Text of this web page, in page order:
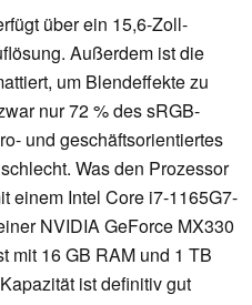
über ein 15,6-Zoll-
Außerdem ist die
um Blendeffekte zu
nur 72 % des sRGB-
und geschäftsorientiertes
Was den Prozessor
einem Intel Core i7-1165G7-
NVIDIA GeForce MX330
mit 16 GB RAM und 1 TB
ist definitiv gut